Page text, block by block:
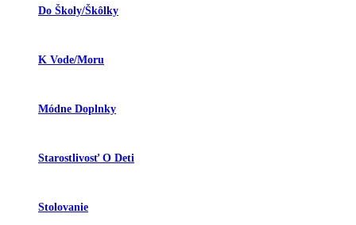
Do Školy/škôlky
K Vode/moru
Módne Doplnky
Starostlivosť O Deti
Stolovanie